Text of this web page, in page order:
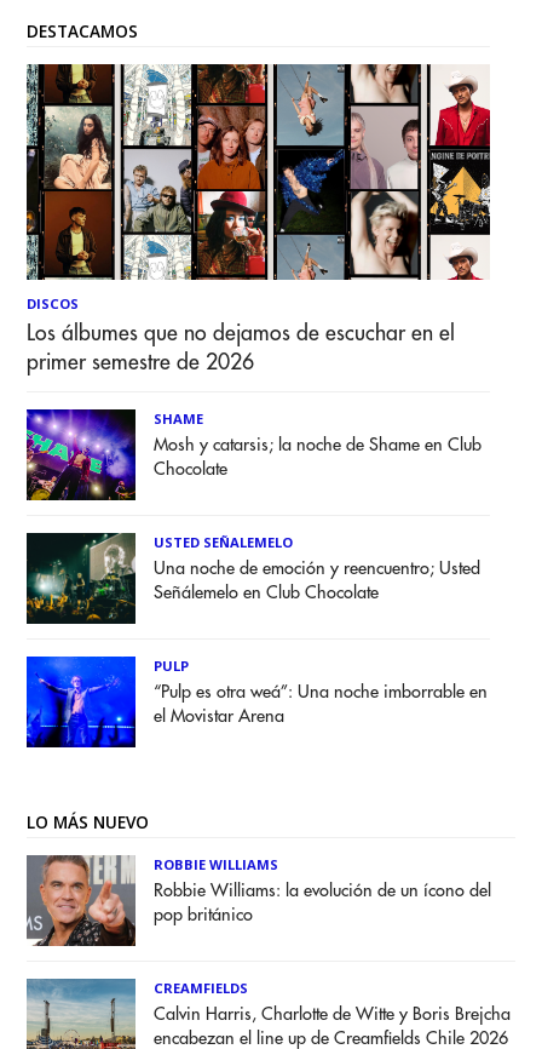
DESTACAMOS
DISCOS
Los álbumes que no dejamos de escuchar en el
primer semestre de 2026
SHAME
Mosh y catarsis; la noche de Shame en Club
Chocolate
USTED SEÑALEMELO
Una noche de emoción y reencuentro; Usted
Señálemelo en Club Chocolate
PULP
“Pulp es otra weá”: Una noche imborrable en
el Movistar Arena
LO MÁS NUEVO
ROBBIE WILLIAMS
Robbie Williams: la evolución de un ícono del
pop británico
CREAMFIELDS
Calvin Harris, Charlotte de Witte y Boris Brejcha
encabezan el line up de Creamfields Chile 2026